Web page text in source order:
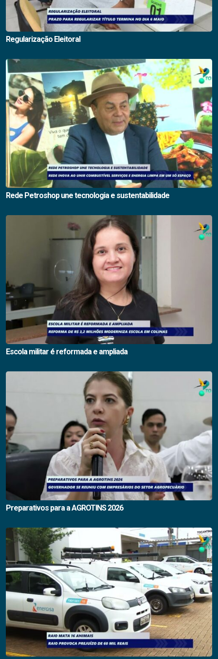
Regularização Eleitoral
Rede Petroshop une tecnologia e sustentabilidade
Escola militar é reformada e ampliada
Preparativos para a AGROTINS 2026